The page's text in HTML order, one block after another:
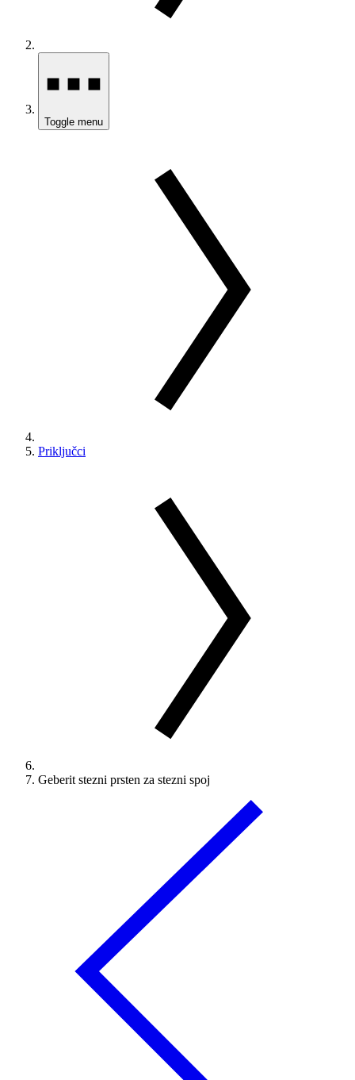
Toggle menu
Priključci
Geberit stezni prsten za stezni spoj